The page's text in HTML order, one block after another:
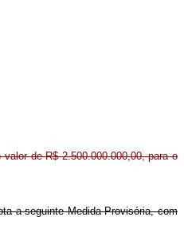
de R$ 2.500.000.000,00, para o
a seguinte Medida Provisória, com